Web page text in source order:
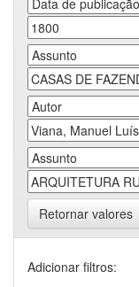
Retornar valores
Adicionar filtros: